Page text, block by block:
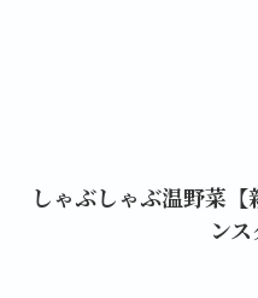
しゃぶしゃぶ温野菜
ン